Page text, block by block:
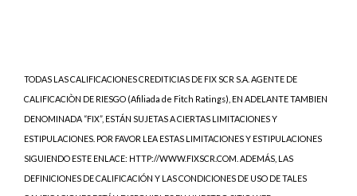
TODAS LAS CALIFICACIONES CREDITICIAS DE FIX SCR S.A. AGENTE DE
CALIFICACIÒN DE RIESGO (Afiliada de Fitch Ratings), EN ADELANTE TAMBIEN
DENOMINADA “FIX”, ESTÁN SUJETAS A CIERTAS LIMITACIONES Y
ESTIPULACIONES. POR FAVOR LEA ESTAS LIMITACIONES Y ESTIPULACIONES
SIGUIENDO ESTE ENLACE: HTTP://WWW.FIXSCR.COM. ADEMÁS, LAS
DEFINICIONES DE CALIFICACIÓN Y LAS CONDICIONES DE USO DE TALES